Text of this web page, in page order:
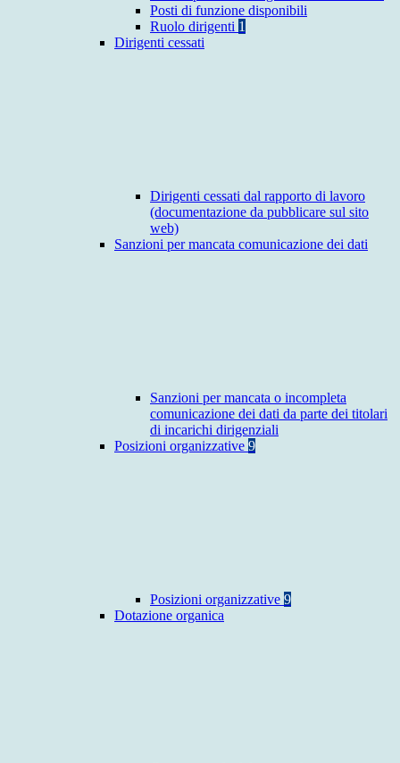
Posti di funzione disponibili
Ruolo dirigenti 1
Dirigenti cessati
Dirigenti cessati dal rapporto di lavoro
(documentazione da pubblicare sul sito
web)
Sanzioni per mancata comunicazione dei dati
Sanzioni per mancata o incompleta
comunicazione dei dati da parte dei titolari
di incarichi dirigenziali
Posizioni organizzative 9
Posizioni organizzative 9
Dotazione organica